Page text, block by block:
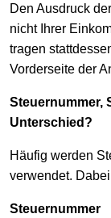
Den Ausdruck
nicht Ihrer
tragen
Vorderseite der
Steuernummer,
Unterschied?
Häufig werden
verwendet.
Steuernummer